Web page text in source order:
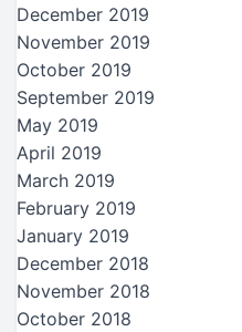
December 2019
November 2019
October 2019
September 2019
May 2019
April 2019
March 2019
February 2019
January 2019
December 2018
November 2018
October 2018